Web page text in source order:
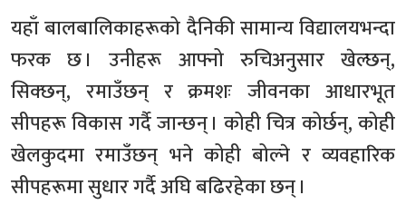
यहाँ बालबालिकाहरूको दैनिकी सामान्य विद्यालयभन्दा
फरक छ । उनीहरू आफ्नो रुचिअनुसार खेल्छन्,
सिक्छन्, रमाउँछन् र क्रमशः जीवनका आधारभूत
सीपहरू विकास गर्दै जान्छन् । कोही चित्र कोर्छन्, कोही
खेलकुदमा रमाउँछन् भने कोही बोल्ने र व्यवहारिक
सीपहरूमा सुधार गर्दै अघि बढिरहेका छन् ।